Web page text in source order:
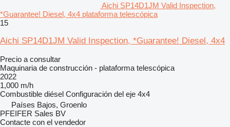
Aichi SP14D1JM Valid Inspection,
*Guarantee! Diesel, 4x4 plataforma telescópica
15
Aichi SP14D1JM Valid Inspection, *Guarantee! Diesel, 4x4
Precio a consultar
Maquinaria de construcción - plataforma telescópica
2022
1,000 m/h
Combustible diésel Configuración del eje 4x4
Países Bajos, Groenlo
PFEIFER Sales BV
Contacte con el vendedor